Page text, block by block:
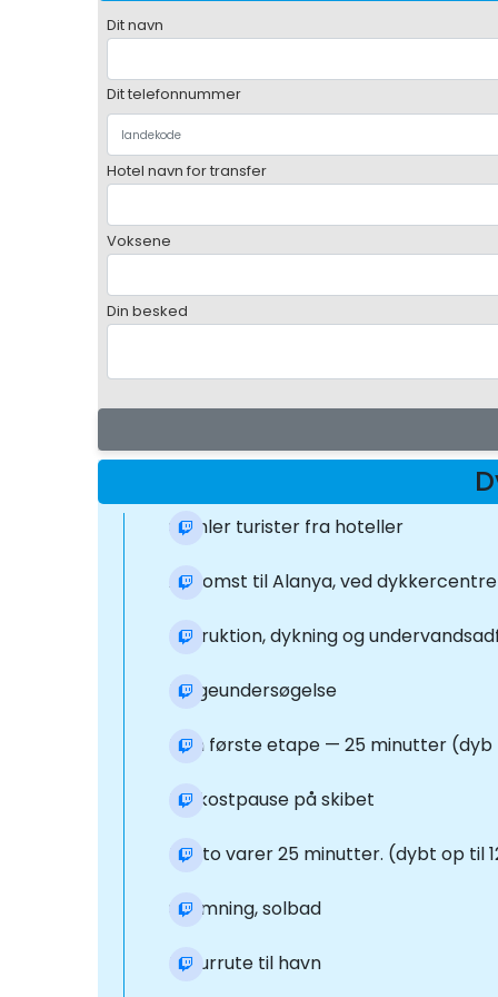
Dit navn
Dit telefonnummer
Hotel navn for transfer
Voksene
Din besked
Samler turister fra hoteller
Ankomst til Alanya, ved
Instruktion, dykning og
Lægeundersøgelse
Den første etape — 25 minutter (dyb
Frokostpause på skibet
Del to varer 25 minutter. (dybt op til
Svømning, solbad
Returrute til havn